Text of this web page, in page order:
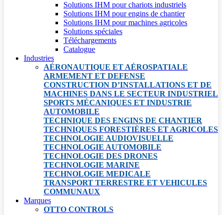
Solutions IHM pour chariots industriels
Solutions IHM pour engins de chantier
Solutions IHM pour machines agricoles
Solutions spéciales
Téléchargements
Catalogue
Industries
AÉRONAUTIQUE ET AÉROSPATIALE
ARMEMENT ET DEFENSE
CONSTRUCTION D’INSTALLATIONS ET DE
MACHINES DANS LE SECTEUR INDUSTRIEL
SPORTS MÉCANIQUES ET INDUSTRIE
AUTOMOBILE
TECHNIQUE DES ENGINS DE CHANTIER
TECHNIQUES FORESTIÈRES ET AGRICOLES
TECHNOLOGIE AUDIOVISUELLE
TECHNOLOGIE AUTOMOBILE
TECHNOLOGIE DES DRONES
TECHNOLOGIE MARINE
TECHNOLOGIE MEDICALE
TRANSPORT TERRESTRE ET VEHICULES
COMMUNAUX
Marques
OTTO CONTROLS